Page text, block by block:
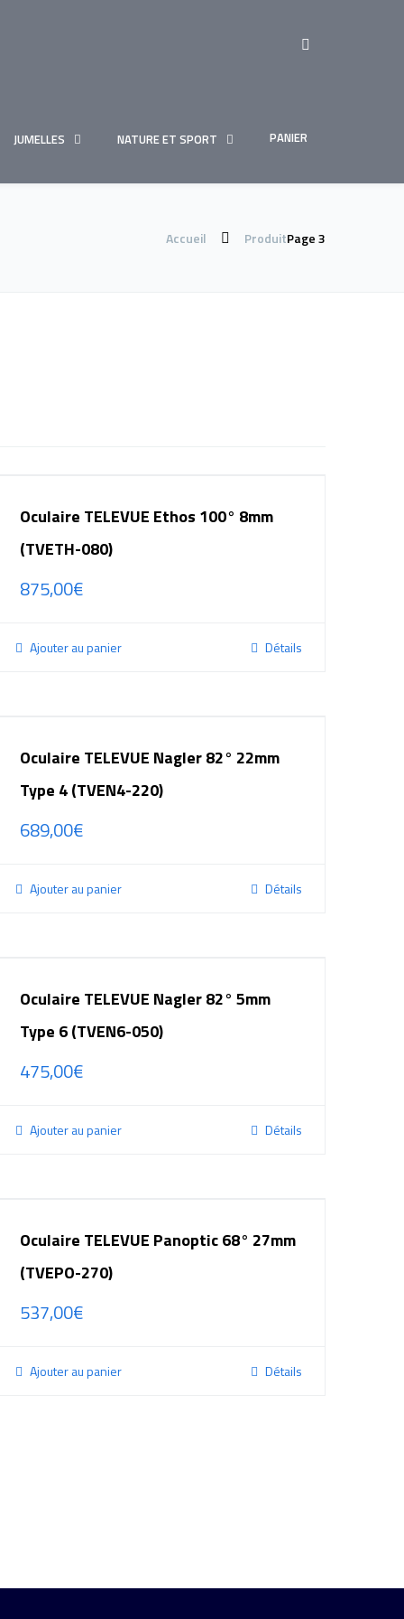
JUMELLES NATURE ET SPORT PANIER
Accueil ProduitPage 3
Oculaire TELEVUE Ethos 100° 8mm
(TVETH-080)
875,00€
Ajouter au panier Détails
Oculaire TELEVUE Nagler 82° 22mm
Type 4 (TVEN4-220)
689,00€
Ajouter au panier Détails
Oculaire TELEVUE Nagler 82° 5mm
Type 6 (TVEN6-050)
475,00€
Ajouter au panier Détails
Oculaire TELEVUE Panoptic 68° 27mm
(TVEPO-270)
537,00€
Ajouter au panier Détails